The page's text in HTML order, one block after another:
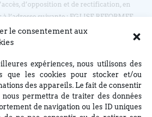
le consentement aux
expériences, nous utilisons des
que les cookies pour stocker et/ou
des appareils. Le fait de consentir
nous permettra de traiter des données
de navigation ou les ID uniques
d’opposition et de rectification, en
l’adresse suivante : EGLISE REFORMEE
du Bouclier, 67000 STRASBOURG ou en
Je m'abonne